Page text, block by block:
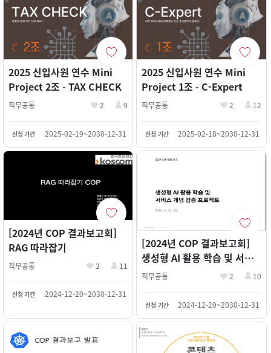
2025 신입사원 연수 Mini
Project 2조 - TAX CHECK
직무공통 2 9
신청 기간 2025-02-19~2030-12-31
2025 신입사원 연수 Mini
Project 1조 - C-Expert
직무공통 2 12
신청 기간 2025-02-18~2030-12-31
[2024년 COP 결과보고회]
RAG 따라잡기
직무공통 2 11
신청 기간 2024-12-20~2030-12-31
[2024년 COP 결과보고회]
생성형 AI 활용 학습 및 서비
스 개념 검증 프로젝트
직무공통 2 10
신청 기간 2024-12-20~2030-12-31